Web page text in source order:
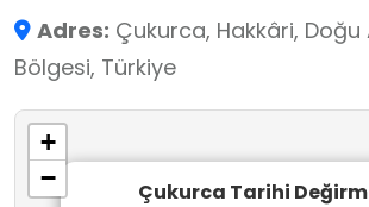
yansıtan hem de geleneksel
süreçlerinin gözlemlenebileceği
kültürel bir değer niteliği
Adres: Çukurca, Hakkâri,
Bölgesi, Türkiye
Çukurca Tarihi
+
−